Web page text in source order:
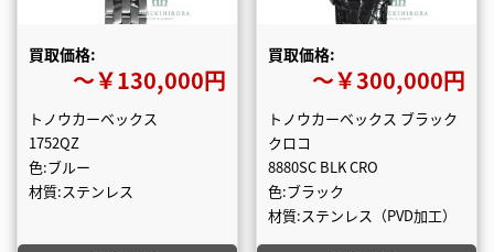
買取価格:
〜￥130,000円
トノウカーベックス
1752QZ
色:ブルー
材質:ステンレス
買取価格:
〜￥300,000円
トノウカーベックス ブラック
クロコ
8880SC BLK CRO
色:ブラック
材質:ステンレス（PVD加工）